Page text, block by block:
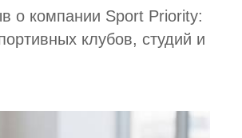
о компании Sport Priority:
клубов, студий и